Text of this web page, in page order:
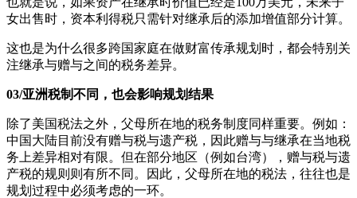
女出售时，资本利得税只需针对继承后的添加增值部分计算。
这也是为什么很多跨国家庭在做财富传承规划时，都会特别关
注继承与赠与之间的税务差异。
03/亚洲税制不同，也会影响规划结果
除了美国税法之外，父母所在地的税务制度同样重要。例如：
中国大陆目前没有赠与税与遗产税，因此赠与与继承在当地税
务上差异相对有限。但在部分地区（例如台湾），赠与税与遗
产税的规则则有所不同。因此，父母所在地的税法，往往也是
规划过程中必须考虑的一环。